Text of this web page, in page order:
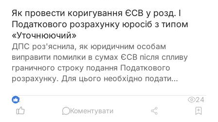
Як провести коригування ЄСВ у розд. І
Податкового розрахунку юросіб з типом
«Уточнюючий»
ДПС роз'яснила, як юридичним особам
виправити помилки в сумах ЄСВ після спливу
граничного строку подання Податкового
розрахунку. Для цього необхідно подати
використовуючи коди типів нарахувань 2
(донарахування) або 3 (зменшення). Податківці
2
24
Коментувати